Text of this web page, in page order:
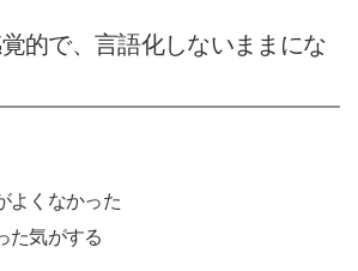
的で、言語化しないままにな
よくなかった
た気がする